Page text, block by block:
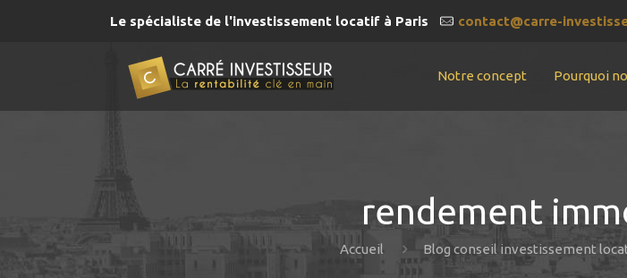
Le spécialiste de l'investissement locatif à Paris contact@carre-
Notre concept Pourquoi
rendement
Accueil Blog conseil investissement